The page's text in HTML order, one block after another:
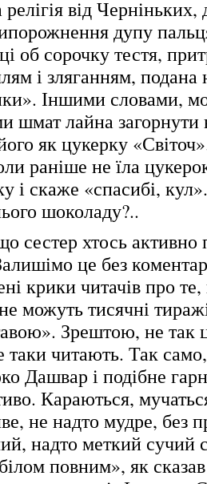
від
дупу
об сорочку тестя,
і зляганням, подана
Іншими словами,
шмат лайна загорнути
як цукерку
раніше не їла
і скаже «спасибі,
шоколаду?..
сестер хтось активно
це без
крики читачів про
можуть тисячні
Зрештою, не так
читають. Так
Дашвар і подібне
Караються,
не надто мудре, без
надто меткий сучий
повним», як